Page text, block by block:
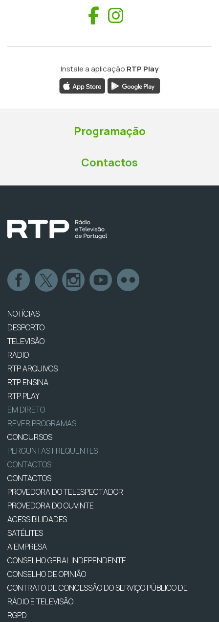
Facebook
Instale a aplicação RTP Play
Programação
Contactos
NOTÍCIAS
DESPORTO
TELEVISÃO
RÁDIO
RTP ARQUIVOS
RTP ENSINA
RTP PLAY
EM DIRETO
REVER PROGRAMAS
CONCURSOS
PERGUNTAS FREQUENTES
CONTACTOS
CONTACTOS
PROVEDORA DO TELESPECTADOR
PROVEDORA DO OUVINTE
ACESSIBILIDADES
SATÉLITES
A EMPRESA
CONSELHO GERAL INDEPENDENTE
CONSELHO DE OPINIÃO
CONTRATO DE CONCESSÃO DO SERVIÇO PÚBLICO DE
RÁDIO E TELEVISÃO
RGPD